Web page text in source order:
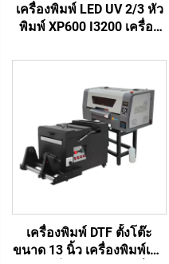
เครื่องพิมพ์ LED UV 2/3 หัว
พิมพ์ XP600 I3200 เครื่อง
6090 สำหรับวัสดุแข็ง เช่น
พิมพ์บนโลหะ
เครื่องพิมพ์ DTF ตั้งโต๊ะ
ขนาด 13 นิ้ว เครื่องพิมพ์เสื้อ